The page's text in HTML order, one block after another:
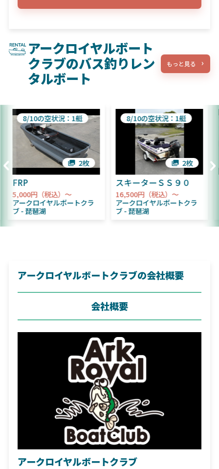
アークロイヤルボート
クラブのバス釣りレン
タルボート
もっと見る
FRP
5,000円（税込）～
アークロイヤルボートクラ
ブ 琵琶湖
8/10の空状況：1艇
2枚
スキーターＳＳ９０
16,500円（税込）～
アークロイヤルボートクラ
ブ 琵琶湖
8/10の空状況：1艇
2枚
アークロイヤルボートクラブの会社概要
会社概要
アークロイヤルボートクラブ